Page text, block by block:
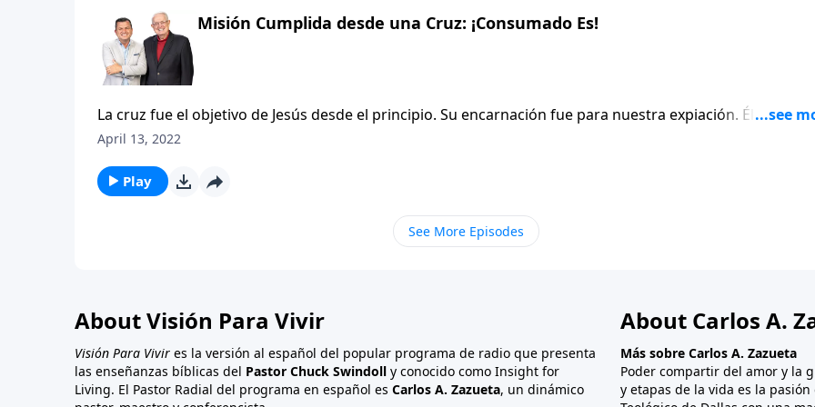
Misión Cumplida desde una Cruz: ¡Consumado Es!
La cruz fue el objetivo de Jesús desde el principio. Su encarnación fue para nuestra expiación. Él nació
morir, para que por medio de Su muerte nosotros pudiésemos vivir. Y cuando Él cumplió el propósito
original griego significa: «Todo está hecho». En otras palabras, «misión cumplida», «todo ha
Por medio de Su dolor y de Su sangre, Jesús cumplió la voluntad de Dios, dándonos acceso directo al
Padre, para que podamos tener una relación con Él. ¡Nuestra salvación ha sido completada!
April 13, 2022
Play
See More Episodes
About Visión Para Vivir
Visión Para Vivir es la versión al español del popular programa de radio que presenta
las enseñanzas bíblicas del Pastor Chuck Swindoll y conocido como Insight for
Living. El Pastor Radial del programa en español es Carlos A. Zazueta, un dinámico
About Carlos A.
Más sobre Carlos A. Zazueta
Poder compartir del amor y la
y etapas de la vida es la